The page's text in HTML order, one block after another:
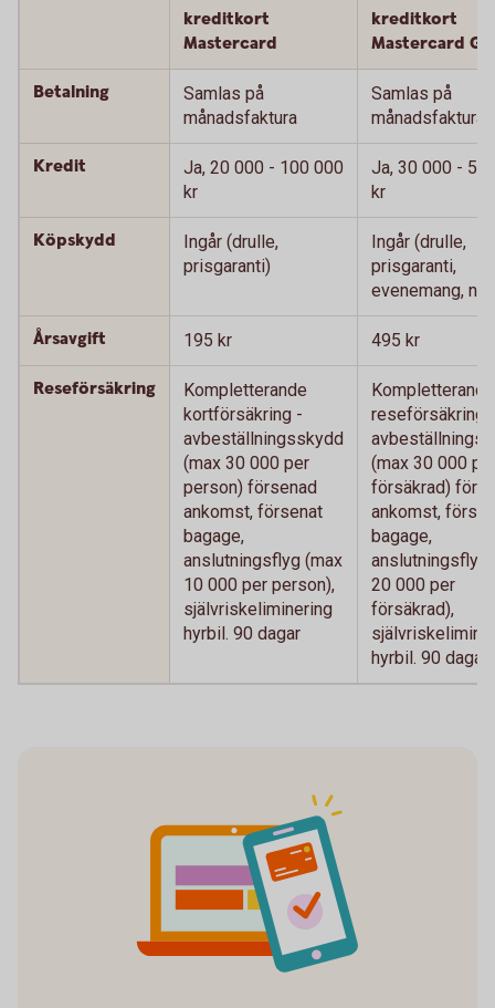
kreditkort
Mastercard
kreditkort
Mastercard
Betalning
Samlas på
månadsfaktura
Samlas på
månadsfaktura
Kredit
Ja, 20 000 - 100 000
kr
Ja, 30 000 -
kr
Köpskydd
Ingår (drulle,
prisgaranti)
Ingår (drulle,
prisgaranti,
evenemang,
Årsavgift 195 kr 495 kr
Reseförsäkring
Kompletterande
kortförsäkring -
avbeställningsskydd
(max 30 000 per
person) försenad
ankomst, försenat
bagage,
anslutningsflyg (max
10 000 per person),
självriskeliminering
hyrbil. 90 dagar
Kompletterande
reseförsäkring -
(max 30 000
försäkrad)
ankomst,
bagage,
anslutningsflyg
20 000 per
försäkrad),
hyrbil. 90 dagar